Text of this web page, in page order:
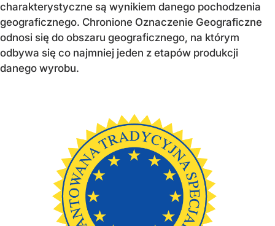
charakterystyczne są wynikiem danego pochodzenia
geograficznego. Chronione Oznaczenie Geograficzne
odnosi się do obszaru geograficznego, na którym
odbywa się co najmniej jeden z etapów produkcji
danego wyrobu.